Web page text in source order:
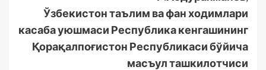
Ўзбекистон таълим ва фан ходимлари
касаба уюшмаси Республика кенгашининг
Қорақалпоғистон Республикаси бўйича
масъул ташкилотчиси